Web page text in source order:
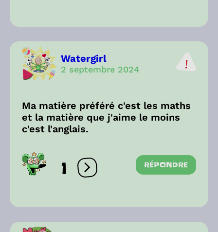
Watergirl
2 septembre 2024
Ma matière préféré c'est les maths
et la matière que j'aime le moins
c'est l'anglais.
1 Ouvrir les réactions
RÉPONDRE